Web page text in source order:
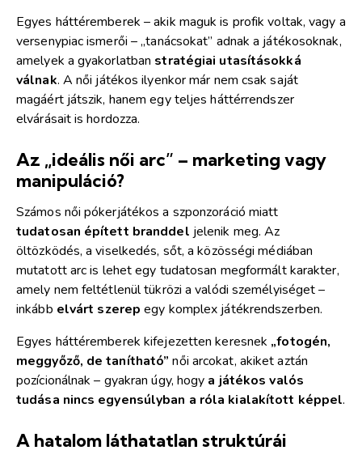
Egyes háttéremberek – akik maguk is profik voltak, vagy a
versenypiac ismerői – „tanácsokat” adnak a játékosoknak,
amelyek a gyakorlatban stratégiai utasításokká
válnak. A női játékos ilyenkor már nem csak saját
magáért játszik, hanem egy teljes háttérrendszer
elvárásait is hordozza.
Az „ideális női arc” – marketing vagy
manipuláció?
Számos női pókerjátékos a szponzoráció miatt
tudatosan épített branddel jelenik meg. Az
öltözködés, a viselkedés, sőt, a közösségi médiában
mutatott arc is lehet egy tudatosan megformált karakter,
amely nem feltétlenül tükrözi a valódi személyiséget –
inkább elvárt szerep egy komplex játékrendszerben.
Egyes háttéremberek kifejezetten keresnek „fotogén,
meggyőző, de tanítható” női arcokat, akiket aztán
pozícionálnak – gyakran úgy, hogy a játékos valós
tudása nincs egyensúlyban a róla kialakított képpel.
A hatalom láthatatlan struktúrái